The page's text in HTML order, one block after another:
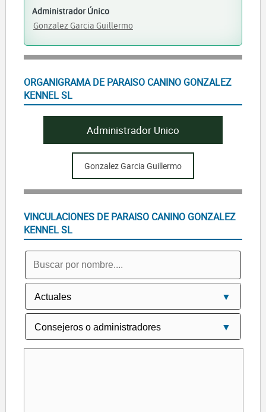
Administrador Único
Gonzalez Garcia Guillermo
ORGANIGRAMA DE PARAISO CANINO GONZALEZ
KENNEL SL
Administrador Unico
Gonzalez Garcia Guillermo
VINCULACIONES DE PARAISO CANINO GONZALEZ
KENNEL SL